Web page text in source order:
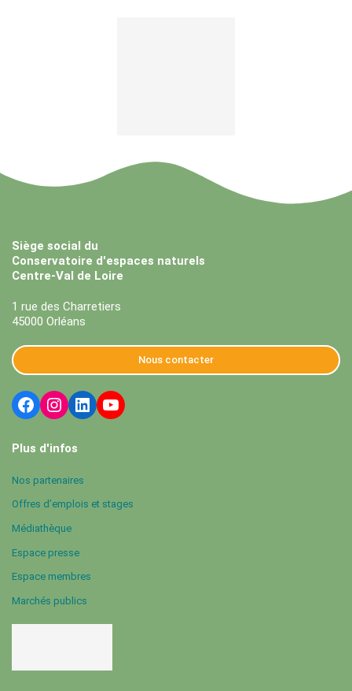
Siège social du
Conservatoire d'espaces naturels
Centre-Val de Loire
1 rue des Charretiers
45000 Orléans
Nous contacter
Plus d'infos
Nos partenaires
Offres d’emplois et stages
Médiathèque
Espace presse
Espace membres
Marchés publics